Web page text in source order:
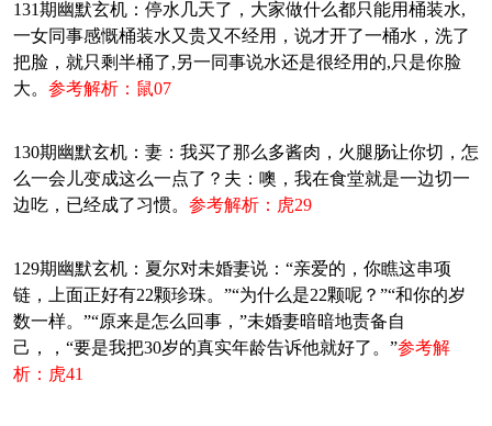
131期幽默玄机：停水几天了，大家做什么都只能用桶装水,
一女同事感慨桶装水又贵又不经用，说才开了一桶水，洗了
把脸，就只剩半桶了,另一同事说水还是很经用的,只是你脸
大。 参考解析：鼠07
130期幽默玄机：妻：我买了那么多酱肉，火腿肠让你切，怎
么一会儿变成这么一点了？夫：噢，我在食堂就是一边切一
边吃，已经成了习惯。 参考解析：虎29
129期幽默玄机：夏尔对未婚妻说：“亲爱的，你瞧这串项
链，上面正好有22颗珍珠。”“为什么是22颗呢？”“和你的岁
数一样。”“原来是怎么回事，”未婚妻暗暗地责备自
己，，“要是我把30岁的真实年龄告诉他就好了。”参考解
析：虎41